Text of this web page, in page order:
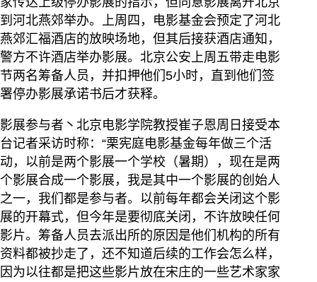
到河北燕郊举办。上周四，电影基金会预定了河北
燕郊汇福酒店的放映场地，但其后接获酒店通知，
警方不许酒店举办影展。北京公安上周五带走电影
节两名筹备人员，并扣押他们5小时，直到他们签
署停办影展承诺书后才获释。
影展参与者丶北京电影学院教授崔子恩周日接受本
台记者采访时称：“栗宪庭电影基金每年做三个活
动，以前是两个影展一个学校（暑期），现在是两
个影展合成一个影展，我是其中一个影展的创始人
之一，我们都是参与者。以前每年都会关闭这个影
展的开幕式，但今年是要彻底关闭，不许放映任何
影片。筹备人员去派出所的原因是他们机构的所有
资料都被抄走了，还不知道后续的工作会怎么样，
因为以往都是把这些影片放在宋庄的一些艺术家家